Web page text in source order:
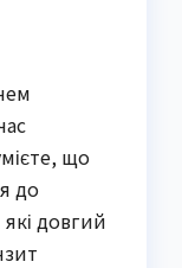
що
до
довгий